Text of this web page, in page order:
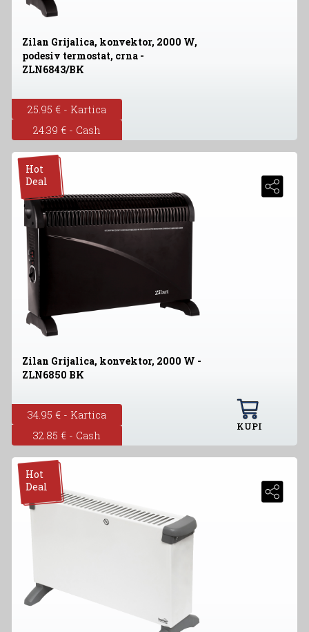
Zilan Grijalica, konvektor, 2000 W,
podesiv termostat, crna -
ZLN6843/BK
25.95 € - Kartica
24.39 € - Cash
Hot
Deal
Zilan Grijalica, konvektor, 2000 W -
ZLN6850 BK
34.95 € - Kartica
32.85 € - Cash
KUPI
Hot
Deal